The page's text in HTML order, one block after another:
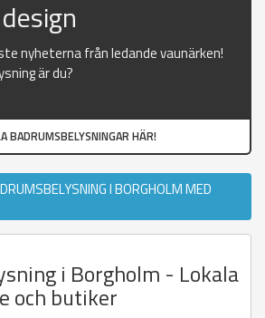
nyheterna från ledande vaunärken!
är du?
BADRUMSBELYSNINGAR HÄR!
I BORGHOLM MED
i Borgholm - Lokala
och butiker